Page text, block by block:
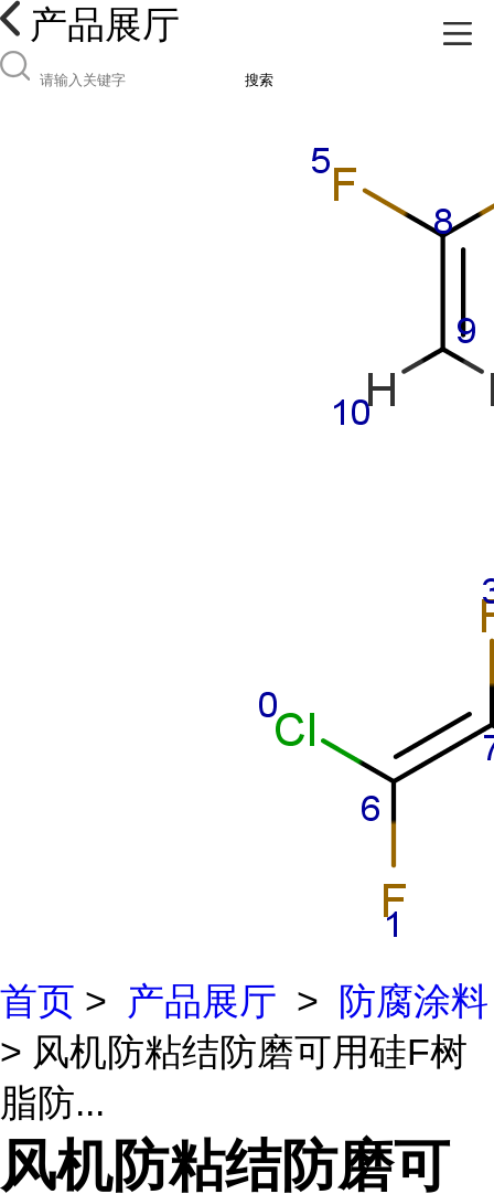
产品展厅
搜索
首页 > 产品展厅 >
防腐涂料
> 风机防粘结防磨可用硅F树
脂防...
风机防粘结防磨可